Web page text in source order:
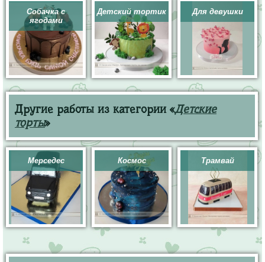
Собачка с
ягодами
Детский тортик Для девушки
Другие работы из категории «Детские
торты»
Мерседес Космос Трамвай